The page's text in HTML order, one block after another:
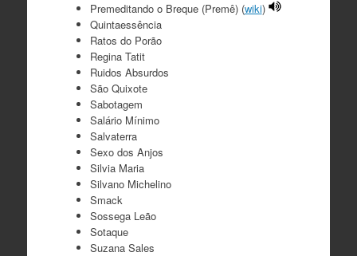
Premeditando o Breque (Premê) (wiki)
Quintaessência
Ratos do Porão
Regina Tatit
Ruidos Absurdos
São Quixote
Sabotagem
Salário Mínimo
Salvaterra
Sexo dos Anjos
Silvia Maria
Silvano Michelino
Smack
Sossega Leão
Sotaque
Suzana Sales